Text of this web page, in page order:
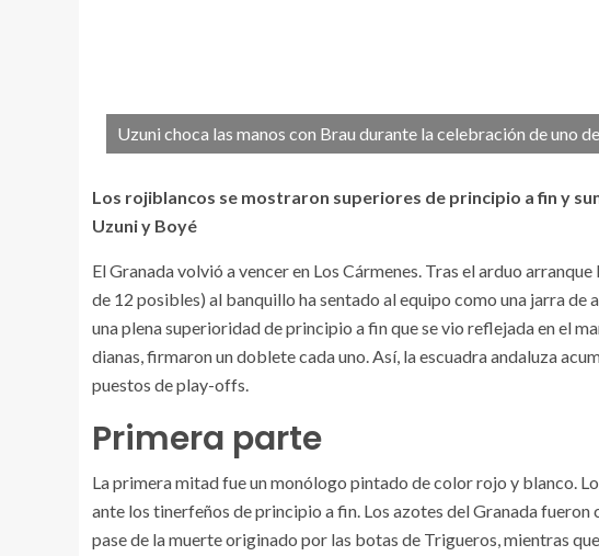
Uzuni choca las manos con Brau durante la celebración de uno
Los rojiblancos se mostraron superiores de principio a fin y
Uzuni y Boyé
El Granada volvió a vencer en Los Cármenes. Tras el arduo
de 12 posibles) al banquillo ha sentado al equipo como una jarra de
una plena superioridad de principio a fin que se vio reflejada en el
dianas, firmaron un doblete cada uno. Así, la escuadra andaluza
puestos de play-offs.
Primera parte
La primera mitad fue un monólogo pintado de color rojo y blanco.
ante los tinerfeños de principio a fin. Los azotes del Granada fueron
pase de la muerte originado por las botas de Trigueros, mientras que